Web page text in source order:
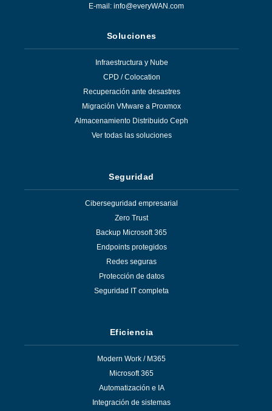
E-mail: info@everyWAN.com
Soluciones
Infraestructura y Nube
CPD / Colocation
Recuperación ante desastres
Migración VMware a Proxmox
Almacenamiento Distribuido Ceph
Ver todas las soluciones
Seguridad
Ciberseguridad empresarial
Zero Trust
Backup Microsoft 365
Endpoints protegidos
Redes seguras
Protección de datos
Seguridad IT completa
Eficiencia
Modern Work / M365
Microsoft 365
Automatización e IA
Integración de sistemas